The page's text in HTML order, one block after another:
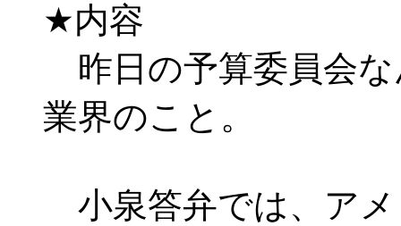
★内容
昨日の予算委員会
業界のこと。
小泉答弁では、ア